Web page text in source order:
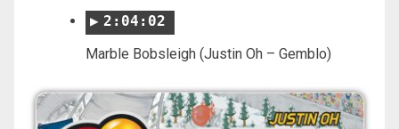
2:04:02
Marble Bobsleigh (Justin Oh – Gemblo)